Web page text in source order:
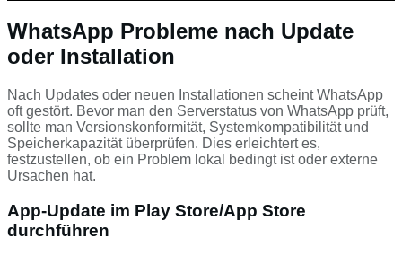
WhatsApp Probleme nach Update
oder Installation
Nach Updates oder neuen Installationen scheint WhatsApp
oft gestört. Bevor man den Serverstatus von WhatsApp prüft,
sollte man Versionskonformität, Systemkompatibilität und
Speicherkapazität überprüfen. Dies erleichtert es,
festzustellen, ob ein Problem lokal bedingt ist oder externe
Ursachen hat.
App-Update im Play Store/App Store
durchführen